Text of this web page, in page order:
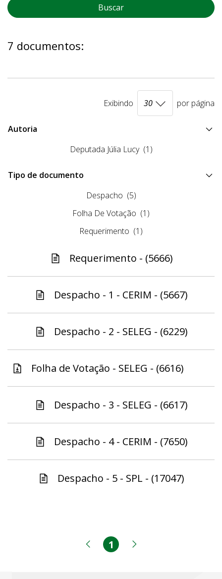
Buscar
7 documentos:
Exibindo por página
Autoria
Deputada Júlia Lucy (1)
Tipo de documento
Despacho (5)
Folha De Votação (1)
Requerimento (1)
Requerimento - (5666)
Despacho - 1 - CERIM - (5667)
Despacho - 2 - SELEG - (6229)
Folha de Votação - SELEG - (6616)
Despacho - 3 - SELEG - (6617)
Despacho - 4 - CERIM - (7650)
Despacho - 5 - SPL - (17047)
Página anterior
Página
1